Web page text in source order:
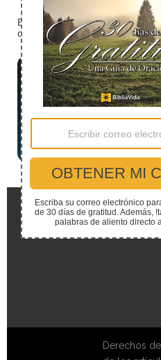
En medio del ruido, Dios nos
detente (quédate quieto) Dios
Derechos